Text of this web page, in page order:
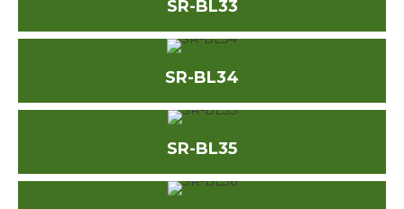
SR-BL33
SR-BL34
SR-BL35